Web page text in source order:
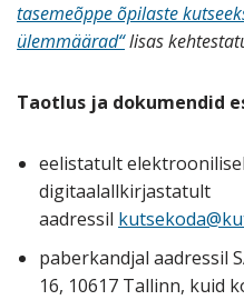
tasemeõppe õpilaste
ülemmäärad“lisas
Taotlus ja dokumendid
eelistatult
digitaalallkirjastatult
aadressil
paberkandjal aadressil
16, 10617 Tallinn, kuid